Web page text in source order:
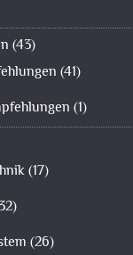
(43)
(41)
(1)
(17)
(26)